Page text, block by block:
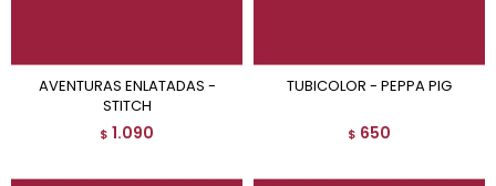
AVENTURAS ENLATADAS -
STITCH
$ 1.090
TUBICOLOR - PEPPA PIG
$ 650